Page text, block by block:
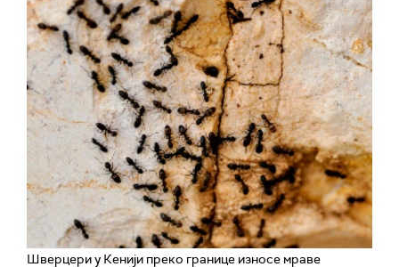
Шверцери у Кенији преко границе износе мраве